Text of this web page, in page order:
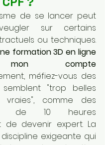
de se lancer peut
sur certains
ou techniques.
formation 3D en ligne
compte
méfiez-vous des
"trop belles
comme des
de 10 heures
de devenir expert. La
exigeante qui